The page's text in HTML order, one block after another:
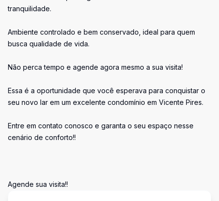
tranquilidade.
Ambiente controlado e bem conservado, ideal para quem
busca qualidade de vida.
Não perca tempo e agende agora mesmo a sua visita!
Essa é a oportunidade que você esperava para conquistar o
seu novo lar em um excelente condomínio em Vicente Pires.
Entre em contato conosco e garanta o seu espaço nesse
cenário de conforto!!
Agende sua visita!!